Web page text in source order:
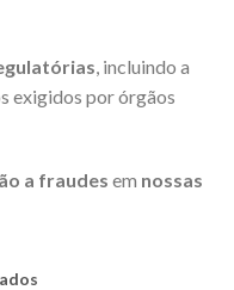
, incluindo a
exigidos por órgãos
a fraudes em nossas